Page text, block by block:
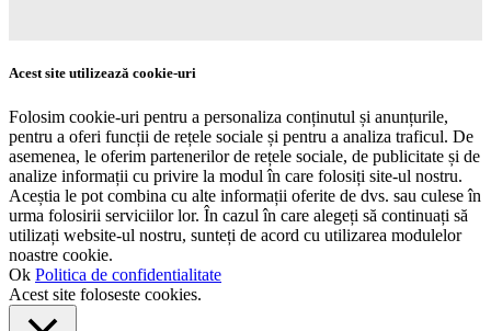
Acest site utilizează cookie-uri
Folosim cookie-uri pentru a personaliza conținutul și anunțurile,
pentru a oferi funcții de rețele sociale și pentru a analiza traficul. De
asemenea, le oferim partenerilor de rețele sociale, de publicitate și de
analize informații cu privire la modul în care folosiți site-ul nostru.
Aceștia le pot combina cu alte informații oferite de dvs. sau culese în
urma folosirii serviciilor lor. În cazul în care alegeți să continuați să
utilizați website-ul nostru, sunteți de acord cu utilizarea modulelor
noastre cookie.
Ok Politica de confidentialitate
Acest site foloseste cookies.